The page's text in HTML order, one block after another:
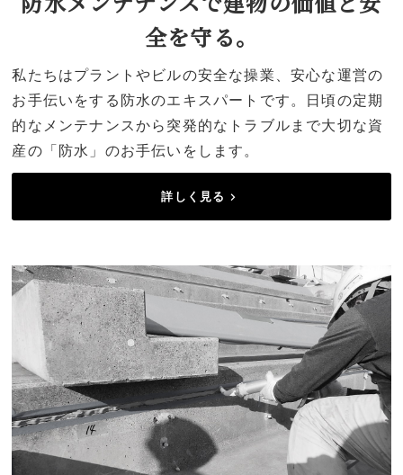
全を守る。
私たちはプラントやビルの安全な操業、安心な運営の
お手伝いをする防水のエキスパートです。日頃の定期
的なメンテナンスから突発的なトラブルまで大切な資
産の「防水」のお手伝いをします。
詳しく見る